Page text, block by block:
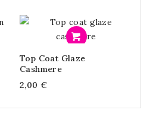
Top Coat Glaze
Cashmere
2,00 €